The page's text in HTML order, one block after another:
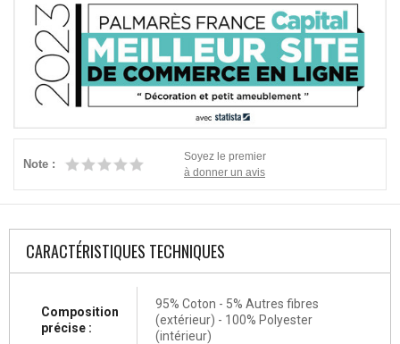
Note :
Soyez le premier
à donner un avis
CARACTÉRISTIQUES TECHNIQUES
Composition
précise :
95% Coton - 5% Autres fibres
(extérieur) - 100% Polyester
(intérieur)